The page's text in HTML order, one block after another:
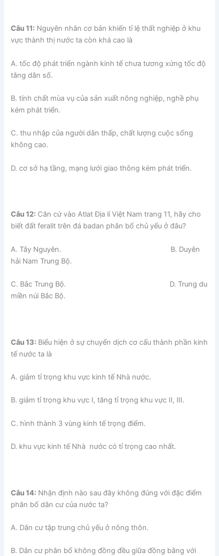
Câu 11: Nguyên nhân cơ bản khiến tỉ lệ thất nghiệp ở khu
vực thành thị nước ta còn khá cao là
A. tốc độ phát triển ngành kinh tế chưa tương xứng tốc độ
tăng dân số.
B. tính chất mùa vụ của sản xuất nông nghiệp, nghề phụ
kém phát triển.
C. thu nhập của người dân thấp, chất lượng cuộc sống
không cao.
D. cơ sở hạ tầng, mạng lưới giao thông kém phát triển.
Câu 12: Căn cứ vào Atlat Địa lí Việt Nam trang 11, hãy cho
biết đất feralit trên đá badan phân bố chủ yếu ở đâu?
A. Tây Nguyên. B. Duyên
hải Nam Trung Bộ.
C. Bắc Trung Bộ. D. Trung du
miền núi Bắc Bộ.
Câu 13: Biểu hiện ở sự chuyển dịch cơ cấu thành phần kinh
tế nước ta là
A. giảm tỉ trọng khu vực kinh tế Nhà nước.
B. giảm tỉ trọng khu vực I, tăng tỉ trọng khu vực II, III.
C. hình thành 3 vùng kinh tế trọng điểm.
D. khu vực kinh tế Nhà nước có tỉ trọng cao nhất.
Câu 14: Nhận định nào sau đây không đúng với đặc điểm
phân bố dân cư của nước ta?
A. Dân cư tập trung chủ yếu ở nông thôn.
B. Dân cư phân bố không đồng đều giữa đồng bằng với